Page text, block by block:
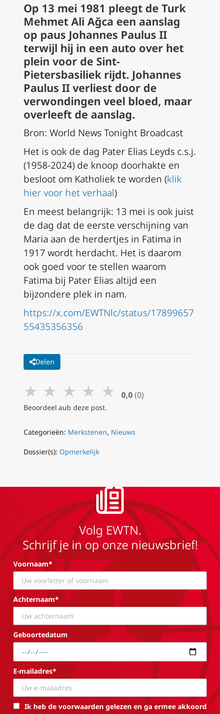
Op 13 mei 1981 pleegt de Turk
Mehmet Ali Ağca een aanslag
op paus Johannes Paulus II
terwijl hij in een auto over het
plein voor de Sint-
Pietersbasiliek rijdt. Johannes
Paulus II verliest door de
verwondingen veel bloed, maar
overleeft de aanslag.
Bron: World News Tonight Broadcast
Het is ook de dag Pater Elias Leyds c.s.j.
(1958-2024) de knoop doorhakte en
besloot om Katholiek te worden (klik
hier voor het verhaal)
En meest belangrijk: 13 mei is ook juist
de dag dat de eerste verschijning van
Maria aan de herdertjes in Fatima in
1917 wordt herdacht. Het is daarom
ook goed voor te stellen waarom
Fatima bij Pater Elias altijd een
bijzondere plek in nam.
https://x.com/EWTNlc/status/17899657
55435356356
Delen
★ ★ ★ ★ ★ 0,0 (0)
Beoordeel aub deze post.
Categorieën: Merkstenen, Nieuws
Dossier(s): Opmerkelijk
Volg EWTN.
Schrijf je in op onze nieuwsbrief!
Voornaam*
Achternaam*
Geboortedatum
E-mailadres*
Ik heb de voorwaarden gelezen en ga ermee akkoord